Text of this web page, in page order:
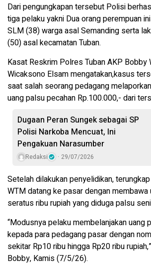
Dari pengungkapan tersebut Polisi
tiga pelaku yakni Dua orang perempuan
SLM (38) warga asal Semanding serta
(50) asal kecamatan Tuban.
Kasat Reskrim Polres Tuban AKP Bobby
Wicaksono Elsam mengatakan,kasus
saat salah seorang pedagang
uang palsu pecahan Rp.100.000,- dari
Dugaan Peran Sungek sebagai SP
Polisi Narkoba Mencuat, Ini
Pengakuan Narasumber
Redaksi 29/07/2026
Setelah dilakukan penyelidikan,
WTM datang ke pasar dengan membawa
seratus ribu rupiah yang diduga palsu
“Modusnya pelaku membelanjakan uang
kepada para pedagang pasar dengan
sekitar Rp10 ribu hingga Rp20 ribu
Bobby, Kamis (7/5/26).